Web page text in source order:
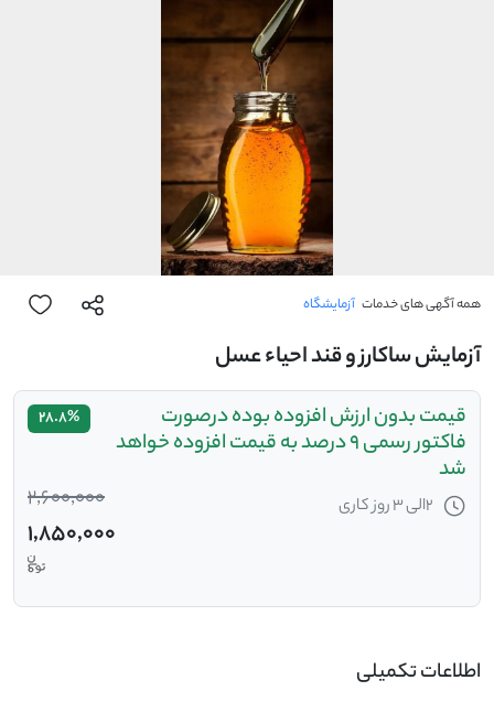
همه آگهی های خدمات آزمایشگاه
آزمایش ساکارز و قند احیاء عسل
قیمت بدون ارزش افزوده بوده درصورت
فاکتور رسمی 9 درصد به قیمت افزوده خواهد
شد
2الی 3 روز کاری
28.8%
2,600,000
1,850,000
اطلاعات تکمیلی